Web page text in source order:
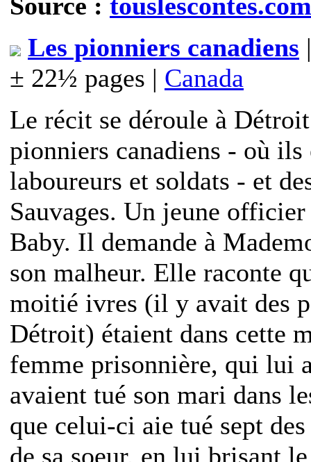
Les pionniers canadiens
± 22½ pages | Canada
Le récit se déroule à
pionniers canadiens - où
laboureurs et soldats - et
Sauvages. Un jeune
Baby. Il demande à
son malheur. Elle raconte
moitié ivres (il y avait des
Détroit) étaient dans cette
femme prisonnière, qui lui
avaient tué son mari dans
que celui-ci aie tué sept
de sa soeur, en lui brisant